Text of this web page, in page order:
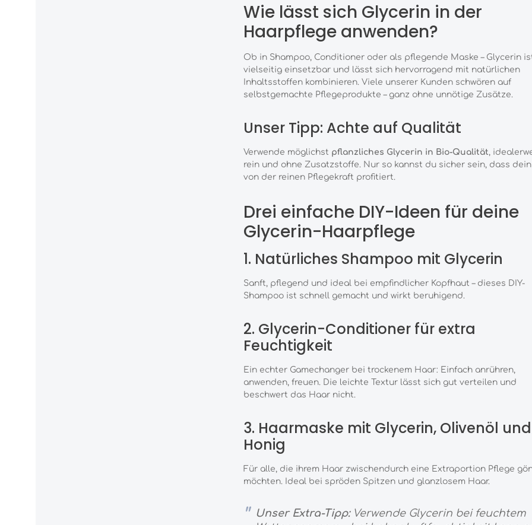
Wie lässt sich Glycerin in der
Haarpflege anwenden?
Ob in Shampoo, Conditioner oder als pflegende Maske – Glycerin
vielseitig einsetzbar und lässt sich hervorragend mit natürlichen
Inhaltsstoffen kombinieren. Viele unserer Kunden schwören auf
selbstgemachte Pflegeprodukte – ganz ohne unnötige Zusätze.
Unser Tipp: Achte auf Qualität
Verwende möglichst pflanzliches Glycerin in Bio-Qualität,
rein und ohne Zusatzstoffe. Nur so kannst du sicher sein, dass
von der reinen Pflegekraft profitiert.
Drei einfache DIY-Ideen für deine
Glycerin-Haarpflege
1. Natürliches Shampoo mit Glycerin
Sanft, pflegend und ideal bei empfindlicher Kopfhaut – dieses DIY-
Shampoo ist schnell gemacht und wirkt beruhigend.
2. Glycerin-Conditioner für extra
Feuchtigkeit
Ein echter Gamechanger bei trockenem Haar: Einfach anrühren,
anwenden, freuen. Die leichte Textur lässt sich gut verteilen und
beschwert das Haar nicht.
3. Haarmaske mit Glycerin, Olivenöl und
Honig
Für alle, die ihrem Haar zwischendurch eine Extraportion Pflege
möchten. Ideal bei spröden Spitzen und glanzlosem Haar.
Unser Extra-Tipp:Verwende Glycerin bei feuchtem